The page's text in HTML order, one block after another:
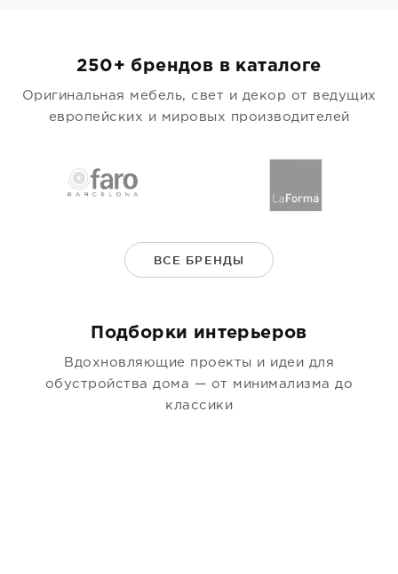
250+ брендов в каталоге
Оригинальная мебель, свет и декор от ведущих
европейских и мировых производителей
ВСЕ БРЕНДЫ
Подборки интерьеров
Вдохновляющие проекты и идеи для
обустройства дома — от минимализма до
классики